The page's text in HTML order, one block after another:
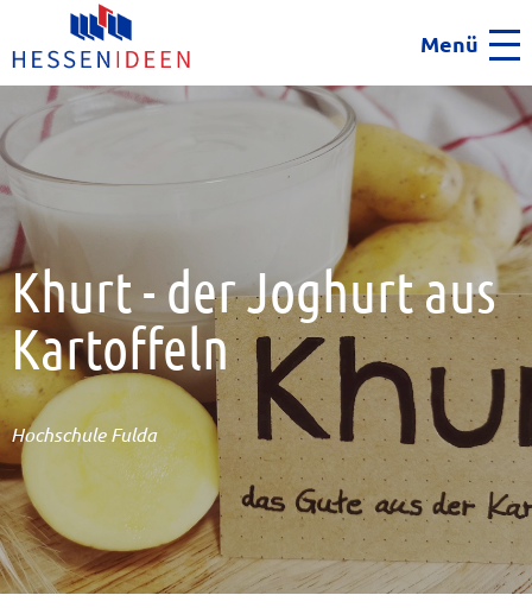
Menü
Khurt - der Joghurt aus
Kartoffeln
Hochschule Fulda